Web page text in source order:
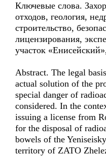
Ключевые слова.
отходов, геология,
строительство,
лицензирования,
участок
Abstract. The legal
actual solution of the
special danger of
considered. In the
issuing a license from
for the disposal of
bowels of the
territory of ZATO